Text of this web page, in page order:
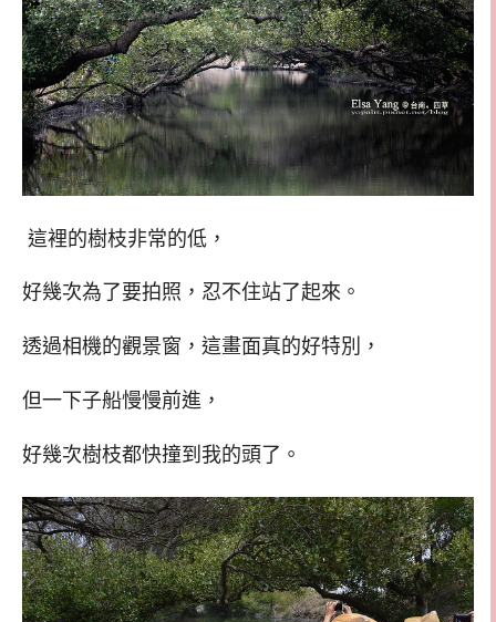
這裡的樹枝非常的低，
好幾次為了要拍照，忍不住站了起來。
透過相機的觀景窗，這畫面真的好特別，
但一下子船慢慢前進，
好幾次樹枝都快撞到我的頭了。